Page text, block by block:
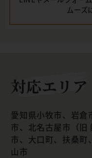
ムーズ
対応エリア
愛知県小牧市、岩倉
市、北名古屋市（旧
市、大口町、扶桑町
山市